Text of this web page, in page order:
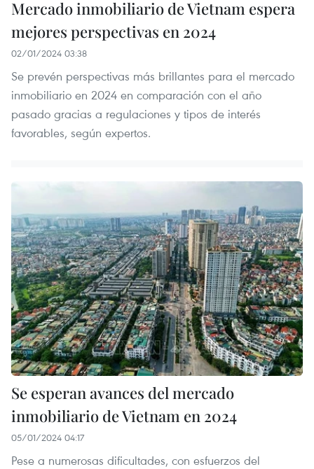
Mercado inmobiliario de Vietnam espera
mejores perspectivas en 2024
02/01/2024 03:38
Se prevén perspectivas más brillantes para el mercado
inmobiliario en 2024 en comparación con el año
pasado gracias a regulaciones y tipos de interés
favorables, según expertos.
Se esperan avances del mercado
inmobiliario de Vietnam en 2024
05/01/2024 04:17
Pese a numerosas dificultades, con esfuerzos del